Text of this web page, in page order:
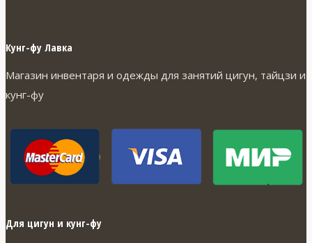
Кунг-фу Лавка
Магазин инвентаря и одежды для занятий цигун, тайцзи и
кунг-фу
Для цигун и кунг-фу